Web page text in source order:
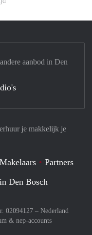
je makkelijk je
Partners
Den Bosch
02094127 – Nederland
& nep-accounts
aanbod in Den